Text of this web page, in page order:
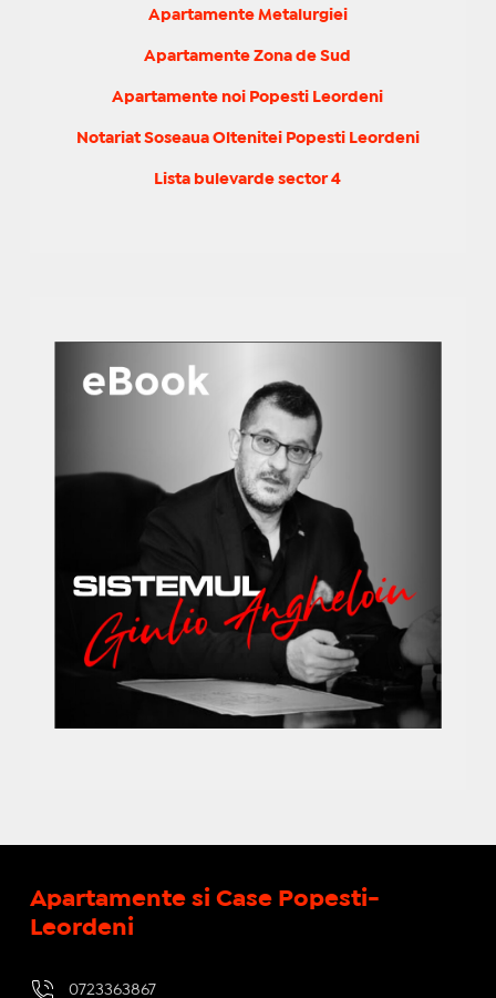
Apartamente Metalurgiei
Apartamente Zona de Sud
Apartamente noi Popesti Leordeni
Notariat Soseaua Oltenitei Popesti Leordeni
Lista bulevarde sector 4
Apartamente si Case Popesti-
Leordeni
0723363867